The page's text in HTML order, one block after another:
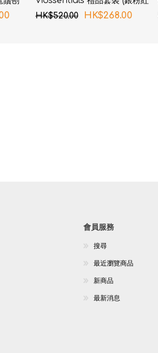
色)
HK$520.00 HK$268.00
會員服務
搜尋
最近瀏覽商品
新商品
最新消息